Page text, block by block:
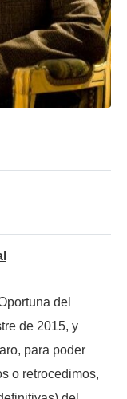
del
de 2015, y
para poder
o retrocedimos,